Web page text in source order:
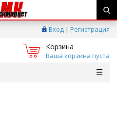
Вход | Регистрация
Корзина
Ваша корзина пуста